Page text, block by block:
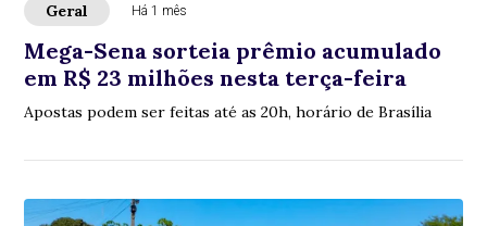
Geral Há 1 mês
Mega-Sena sorteia prêmio acumulado
em R$ 23 milhões nesta terça-feira
Apostas podem ser feitas até as 20h, horário de Brasília